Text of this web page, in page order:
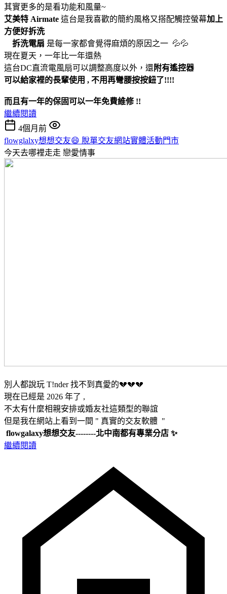
其實更多的是看功能和風量~
艾美特 Airmate 這台是我喜歡的簡約風格又搭配觸控螢幕加上
方便好拆洗
拆洗電扇 是每一家都會覺得麻煩的原因之一 💦💦
現在夏天，一年比一年還熱
這台DC直流電風扇可以調整高度以外，還附有遙控器
可以給家裡的長輩使用 , 不用再彎腰按按鈕了!!!!
而且有一年的保固可以一年免費維修 !!
繼續閱讀
4個月前
flowglalxy想想交友😄 脫單交友網站實體活動門市
今天去哪裡走走 戀愛情事
別人都說玩 T!nder 找不到真愛的💔💔💔
現在已經是 2026 年了 ,
不太有什麼相親安排或婚友社這類型的聯誼
但是我在網站上看到一間 " 真實的交友軟體 "
flowgalaxy想想交友--------北中南都有專業分店 ✨
繼續閱讀